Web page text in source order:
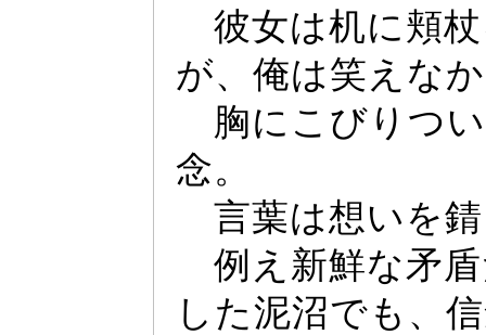
彼女は机に頬
が、俺は笑えなか
胸にこびりつ
念。
言葉は想いを
例え新鮮な矛
した泥沼でも、